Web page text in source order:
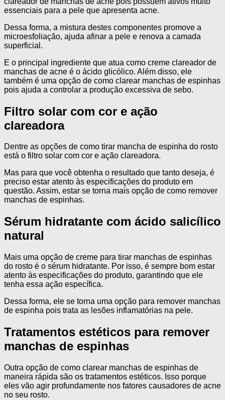
essenciais para a pele que apresenta acne.
Dessa forma, a mistura destes componentes promove a
microesfoliação, ajuda afinar a pele e renova a camada
superficial.
E o principal ingrediente que atua como creme clareador de
manchas de acne é o ácido glicólico. Além disso, ele
também é uma opção de como clarear manchas de espinhas
pois ajuda a controlar a produção excessiva de sebo.
Filtro solar com cor e ação
clareadora
Dentre as opções de como tirar mancha de espinha do rosto
está o filtro solar com cor e ação clareadora.
Mas para que você obtenha o resultado que tanto deseja, é
preciso estar atento às especificações do produto em
questão. Assim, estar se torna mais opção de como remover
manchas de espinhas.
Sérum hidratante com ácido salicílico
natural
Mais uma opção de creme para tirar manchas de espinhas
do rosto é o sérum hidratante. Por isso, é sempre bom estar
atento às especificações do produto, garantindo que ele
tenha essa ação específica.
Dessa forma, ele se torna uma opção para remover manchas
de espinha pois trata as lesões inflamatórias na pele.
Tratamentos estéticos para remover
manchas de espinhas
Outra opção de como clarear manchas de espinhas de
maneira rápida são os tratamentos estéticos. Isso porque
eles vão agir profundamente nos fatores causadores de acne
no seu rosto.